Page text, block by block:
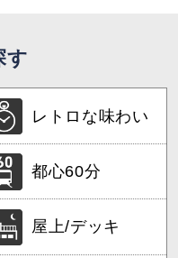
す
レトロな味わい
都心60分
屋上/デッキ